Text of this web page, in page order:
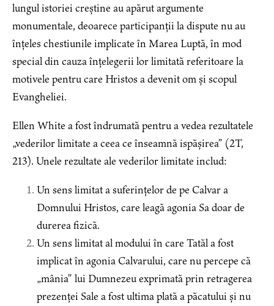
lungul istoriei creștine au apărut argumente
monumentale, deoarece participanții la dispute nu au
înțeles chestiunile implicate în Marea Luptă, în mod
special din cauza înțelegerii lor limitată referitoare la
motivele pentru care Hristos a devenit om și scopul
Evangheliei.
Ellen White a fost îndrumată pentru a vedea rezultatele
„vederilor limitate a ceea ce înseamnă ispășirea” (2T,
213). Unele rezultate ale vederilor limitate includ:
Un sens limitat a suferințelor de pe Calvar a
Domnului Hristos, care leagă agonia Sa doar de
durerea fizică.
Un sens limitat al modului în care Tatăl a fost
implicat în agonia Calvarului, care nu percepe că
„mânia” lui Dumnezeu exprimată prin retragerea
prezenței Sale a fost ultima plată a păcatului și nu